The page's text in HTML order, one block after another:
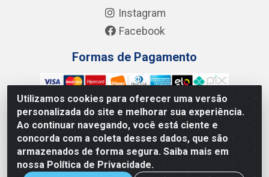
Utilizamos cookies para oferecer uma versão
personalizada do site e melhorar sua experiência.
Ao continuar navegando, você está ciente e
concorda com a coleta desses dados, que são
armazenados de forma segura. Saiba mais em
nossa Política de Privacidade.
Instagram
Facebook
Formas de Pagamento
Junco Industria e Comercio Ltda - R. Lineu Anterino Mariano,
505 - Distrito Industrial, Uberlândia - MG CEP 38.402-346 -
CNPJ: 66.312.653/0001-14